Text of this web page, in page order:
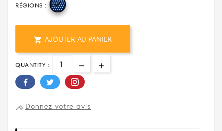
RÉGIONS : 
 AJOUTER AU PANIER
QUANTITY :
Donnez votre avis